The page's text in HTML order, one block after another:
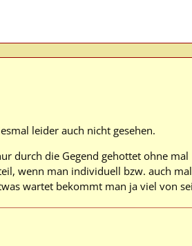
leider auch nicht gesehen.
durch die Gegend gehottet ohne mal
wenn man individuell bzw. auch
wartet bekommt man ja viel von